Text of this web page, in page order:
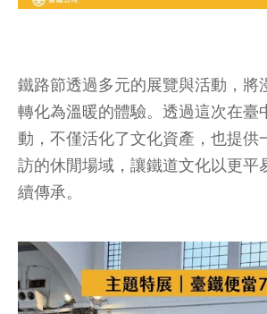
鐵路節透過多元的展覽與活動，將
轉化為溫暖的體驗。透過這次在臺
動，不僅活化了文化資產，也提供
訪的休閒場域，讓鐵道文化以更平
續傳承。